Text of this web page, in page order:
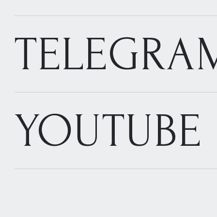
YOUTUBE